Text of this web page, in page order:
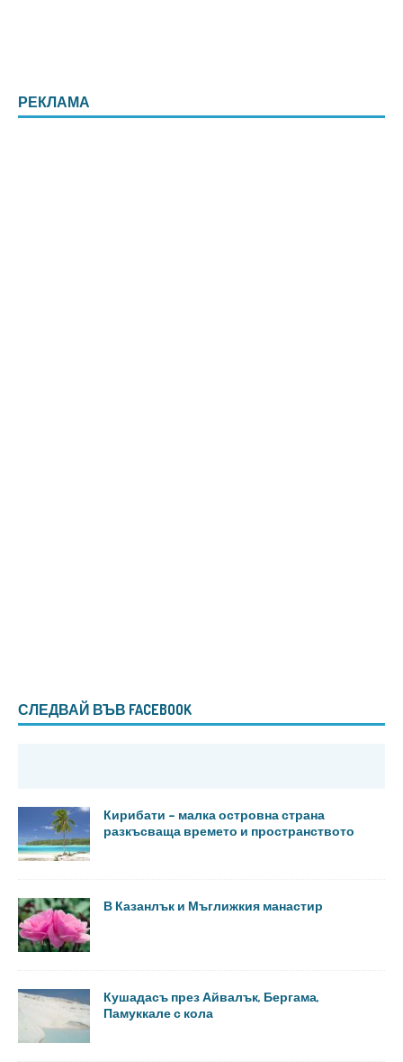
РЕКЛАМА
СЛЕДВАЙ ВЪВ FACEBOOK
Кирибати – малка островна страна
разкъсваща времето и пространството
В Казанлък и Мъглижкия манастир
Кушадасъ през Айвалък, Бергама,
Памуккале с кола